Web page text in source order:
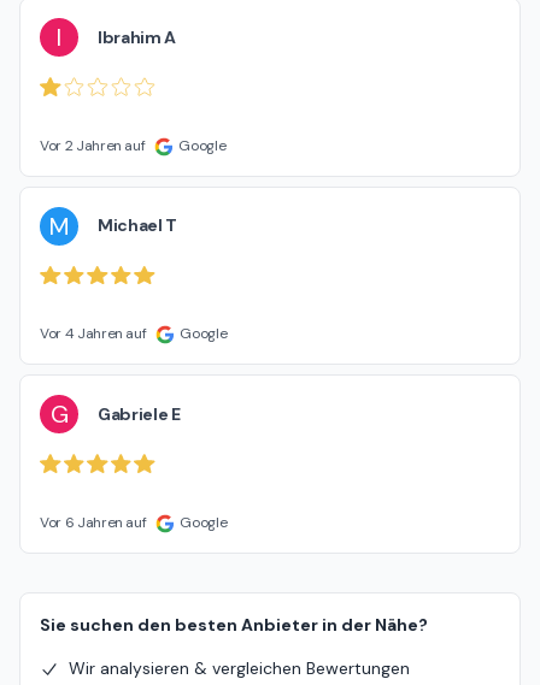
I Ibrahim A
Vor 2 Jahren auf Google
M Michael T
Vor 4 Jahren auf Google
G Gabriele E
Vor 6 Jahren auf Google
Sie suchen den besten Anbieter in der Nähe?
Wir analysieren & vergleichen Bewertungen